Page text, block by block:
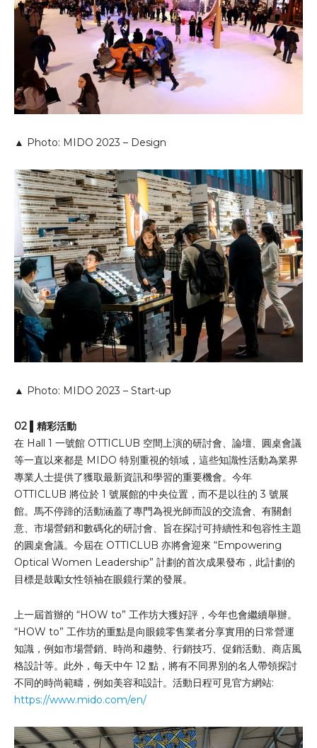
▲ Photo: MIDO 2023 – Design
▲ Photo: MIDO 2023 – Start-up
02 ▌精彩活動
在 Hall 1 一號館 OTTICLUB 空間上演的研討會、論壇、圓桌會議
等一直以來都是 MIDO 特別重視的領域，這些知識性活動為業界
專業人士提供了獲取最新資訊和學習的重要機會。今年
OTTICLUB 將位於 1 號展館的中央位置，而不是以往的 3 號展
館。馬不停蹄的活動涵蓋了專門為視光師而設的交流會、有關創
意、市場營銷和數碼化的研討會、旨在探討可持續性和包容性主題
的圓桌會議。今屆在 OTTICLUB 亦將會迎來 “Empowering
Optical Women Leadership” 計劃的首次成果發布，此計劃的
目標是鼓勵女性領袖在眼鏡行業的發展。
上一屆首辦的 “HOW to” 工作坊大獲好評，今年也會繼續舉辦。
“HOW to” 工作坊的重點是向眼鏡零售業者分享實用的日常營運
知識，例如市場營銷、時尚和趨勢、行銷技巧、促銷活動、商店風
格設計等。此外，每天中午 12 點，將有不同界別的名人帶領探討
不同的時尚範疇，例如美容和設計。活動日程可見官方網站:
https://www.mido.com/en/